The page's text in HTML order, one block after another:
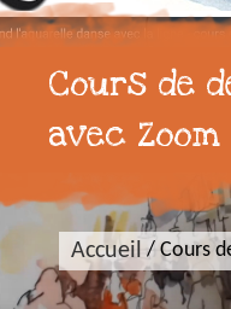
Accueil /Cours
Cours de
avec Zoom